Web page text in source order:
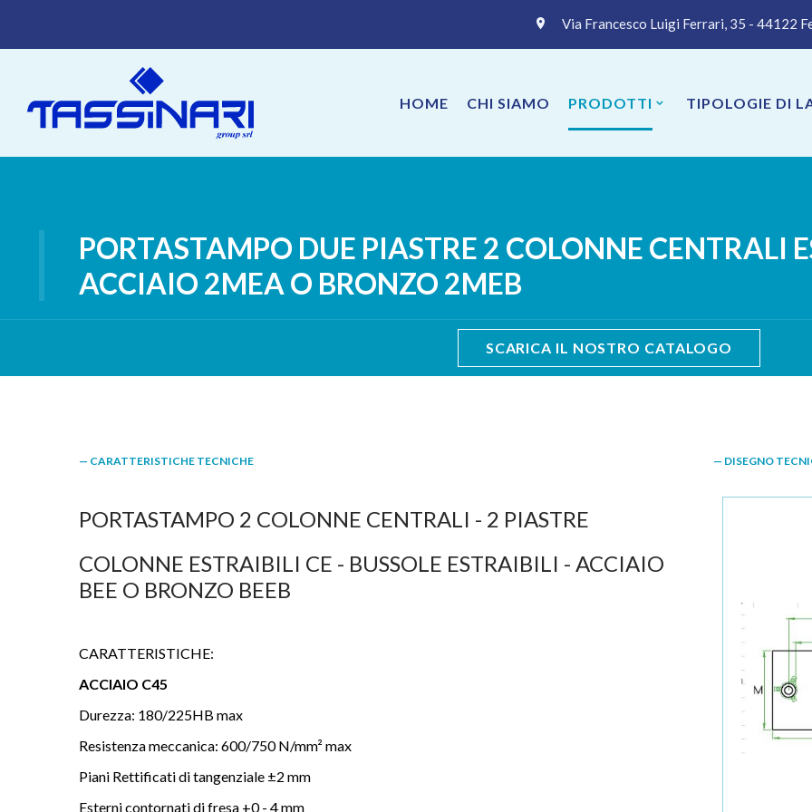
Via Francesco Luigi Ferrari, 35 - 44122
HOME CHI SIAMO PRODOTTI TIPOLOGIE DI
PORTASTAMPO DUE PIASTRE 2 COLONNE CENTRALI
ACCIAIO 2MEA O BRONZO 2MEB
SCARICA IL NOSTRO CATALOGO
— CARATTERISTICHE TECNICHE
PORTASTAMPO 2 COLONNE CENTRALI - 2 PIASTRE
COLONNE ESTRAIBILI CE - BUSSOLE ESTRAIBILI - ACCIAIO
BEE O BRONZO BEEB
CARATTERISTICHE:
ACCIAIO C45
Durezza: 180/225HB max
Resistenza meccanica: 600/750 N/mm² max
Piani Rettificati di tangenziale ±2 mm
Esterni contornati di fresa +0 - 4 mm
— DISEGNO